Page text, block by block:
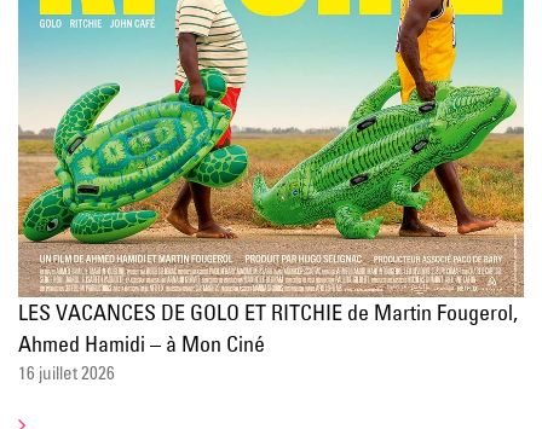
LES VACANCES DE GOLO ET RITCHIE de Martin Fougerol,
Ahmed Hamidi – à Mon Ciné
16 juillet 2026